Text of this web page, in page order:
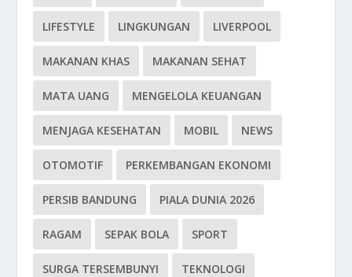
LIFESTYLE LINGKUNGAN LIVERPOOL
MAKANAN KHAS MAKANAN SEHAT
MATA UANG MENGELOLA KEUANGAN
MENJAGA KESEHATAN MOBIL NEWS
OTOMOTIF PERKEMBANGAN EKONOMI
PERSIB BANDUNG PIALA DUNIA 2026
RAGAM SEPAK BOLA SPORT
SURGA TERSEMBUNYI TEKNOLOGI